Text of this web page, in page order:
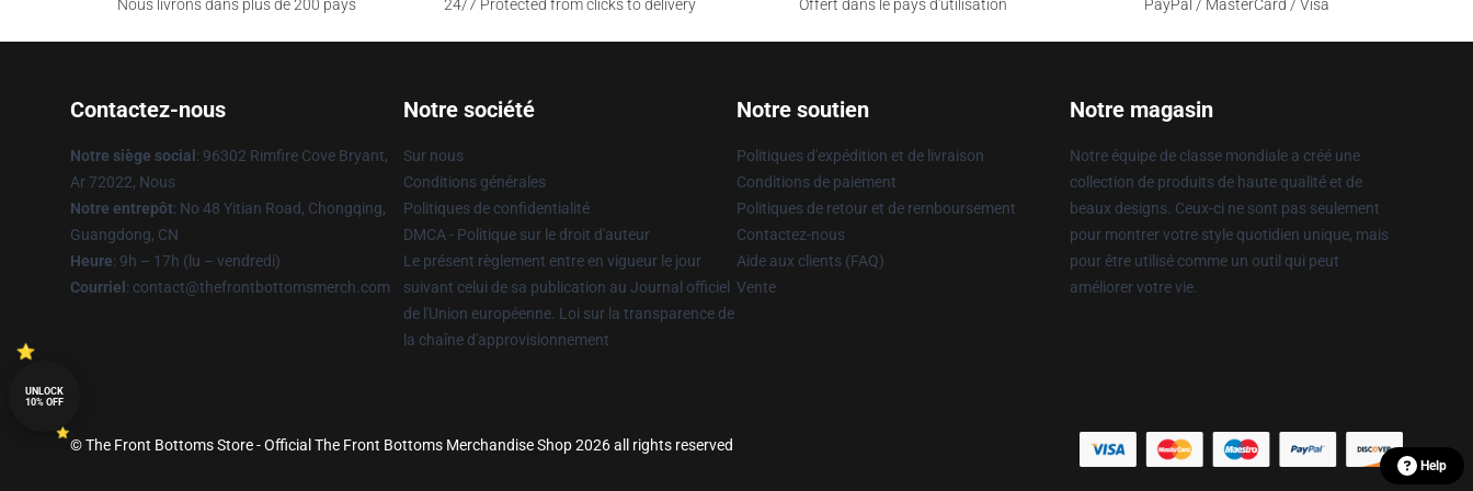
Nous livrons dans plus de 200 pays 24/7 Protected from clicks to delivery Offert dans le pays d'utilisation PayPal / MasterCard / Visa
Contactez-nous
Notre siège social : 96302 Rimfire Cove Bryant,
Ar 72022, Nous
Notre entrepôt: No 48 Yitian Road, Chongqing,
Guangdong, CN
Heure: 9h – 17h (lu – vendredi)
Courriel : contact@thefrontbottomsmerch.com
Notre société
Sur nous
Conditions générales
Politiques de confidentialité
DMCA - Politique sur le droit d'auteur
Le présent règlement entre en vigueur le jour
suivant celui de sa publication au Journal officiel
de l'Union européenne. Loi sur la transparence de
la chaîne d'approvisionnement
Notre soutien
Politiques d'expédition et de livraison
Conditions de paiement
Politiques de retour et de remboursement
Contactez-nous
Aide aux clients (FAQ)
Vente
Notre magasin
Notre équipe de classe mondiale a créé une
collection de produits de haute qualité et de
beaux designs. Ceux-ci ne sont pas seulement
pour montrer votre style quotidien unique, mais
pour être utilisé comme un outil qui peut
améliorer votre vie.
© The Front Bottoms Store - Official The Front Bottoms Merchandise Shop 2026 all rights reserved
Help
UNLOCK
10% OFF